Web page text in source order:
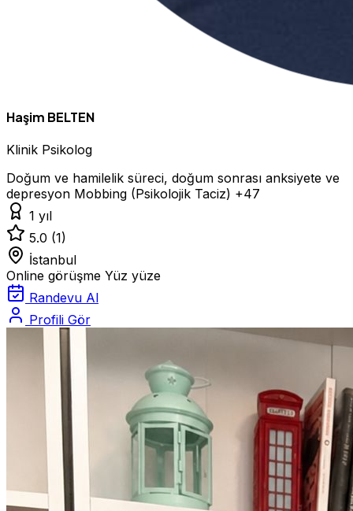
Haşim BELTEN
Klinik Psikolog
Doğum ve hamilelik süreci, doğum sonrası anksiyete ve
depresyon Mobbing (Psikolojik Taciz) +47
1 yıl
5.0 (1)
İstanbul
Online görüşme Yüz yüze
Randevu Al
Profili Gör